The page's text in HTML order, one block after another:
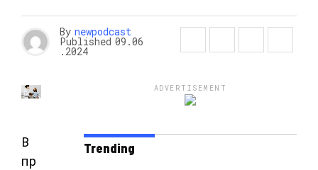
By newpodcast
Published 09.06
.2024
В
пр
ADVERTISEMENT
Trending